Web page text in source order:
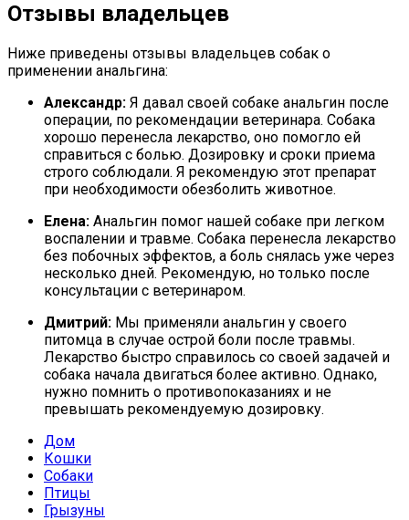
Отзывы владельцев
Ниже приведены отзывы владельцев собак о
применении анальгина:
Александр: Я давал своей собаке анальгин после
операции, по рекомендации ветеринара. Собака
хорошо перенесла лекарство, оно помогло ей
справиться с болью. Дозировку и сроки приема
строго соблюдали. Я рекомендую этот препарат
при необходимости обезболить животное.
Елена: Анальгин помог нашей собаке при легком
воспалении и травме. Собака перенесла лекарство
без побочных эффектов, а боль снялась уже через
несколько дней. Рекомендую, но только после
консультации с ветеринаром.
Дмитрий: Мы применяли анальгин у своего
питомца в случае острой боли после травмы.
Лекарство быстро справилось со своей задачей и
собака начала двигаться более активно. Однако,
нужно помнить о противопоказаниях и не
превышать рекомендуемую дозировку.
Дом
Кошки
Собаки
Птицы
Грызуны